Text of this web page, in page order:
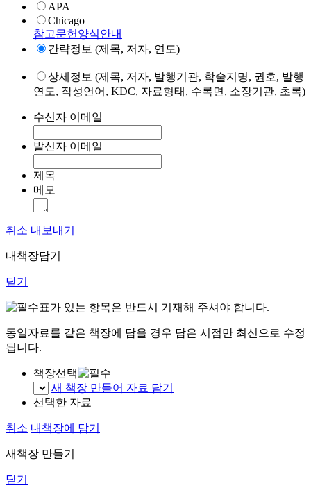
APA
Chicago
참고문헌양식안내
간략정보 (제목, 저자, 연도)
상세정보 (제목, 저자, 발행기관, 학술지명, 권호, 발행
연도, 작성언어, KDC, 자료형태, 수록면, 소장기관, 초록)
수신자 이메일
발신자 이메일
제목
메모
취소 내보내기
내책장담기
닫기
표가 있는 항목은 반드시 기재해 주셔야 합니다.
동일자료를 같은 책장에 담을 경우 담은 시점만 최신으로 수정
됩니다.
책장선택
새 책장 만들어 자료 담기
선택한 자료
취소 내책장에 담기
새책장 만들기
닫기